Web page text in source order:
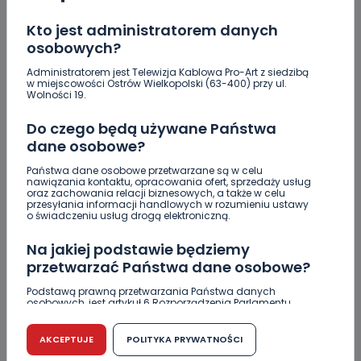
Kto jest administratorem danych
osobowych?
Administratorem jest Telewizja Kablowa Pro-Art z siedzibą
w miejscowości Ostrów Wielkopolski (63-400) przy ul.
Wolności 19.
Do czego będą używane Państwa
dane osobowe?
Państwa dane osobowe przetwarzane są w celu
nawiązania kontaktu, opracowania ofert, sprzedaży usług
oraz zachowania relacji biznesowych, a także w celu
przesyłania informacji handlowych w rozumieniu ustawy
o świadczeniu usług drogą elektroniczną.
Na jakiej podstawie będziemy
przetwarzać Państwa dane osobowe?
Podstawą prawną przetwarzania Państwa danych
osobowych, jest artykuł 6 Rozporządzenia Parlamentu
r. w sprawie ochrony osób fizycznych w związku z
przetwarzaniem danych osobowych w sprawie
swobodnego przepływu takich danych oraz uchylenia
AKCEPTUJE POLITYKA PRYWATNOŚCI
REGION SPORT
Jaka przyszłość koszykarek? „To pytanie do
prezydenta”
Ostrovia dziewiątym zespołem w Polsce.
„Sezon na plus”
Marcin Gebel